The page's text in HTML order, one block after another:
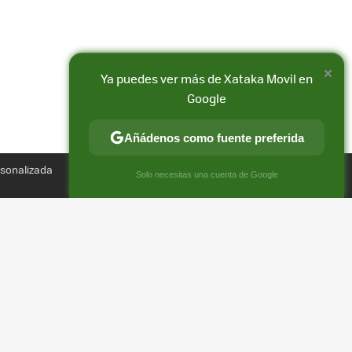
Compartir
FACEBOOK
X
E-
×
Ya puedes ver más de Xataka Movil en
Google
Añádenos como fuente preferida
Solo necesitas una cuenta de Google